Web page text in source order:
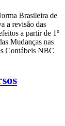
Brasileira de
a revisão das
a partir de 1º
Mudanças nas
Contábeis NBC